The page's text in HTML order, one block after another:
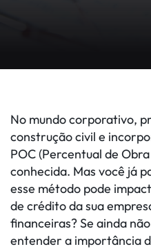
No mundo corporativo,
construção civil e
POC (Percentual de
conhecida. Mas você já
esse método pode
de crédito da sua
financeiras? Se ainda
entender a importância